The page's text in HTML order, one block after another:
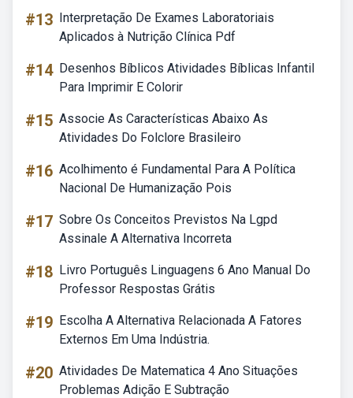
#13 Interpretação De Exames Laboratoriais
Aplicados à Nutrição Clínica Pdf
#14 Desenhos Bíblicos Atividades Bíblicas Infantil
Para Imprimir E Colorir
#15 Associe As Características Abaixo As
Atividades Do Folclore Brasileiro
#16 Acolhimento é Fundamental Para A Política
Nacional De Humanização Pois
#17 Sobre Os Conceitos Previstos Na Lgpd
Assinale A Alternativa Incorreta
#18 Livro Português Linguagens 6 Ano Manual Do
Professor Respostas Grátis
#19 Escolha A Alternativa Relacionada A Fatores
Externos Em Uma Indústria.
#20 Atividades De Matematica 4 Ano Situações
Problemas Adição E Subtração